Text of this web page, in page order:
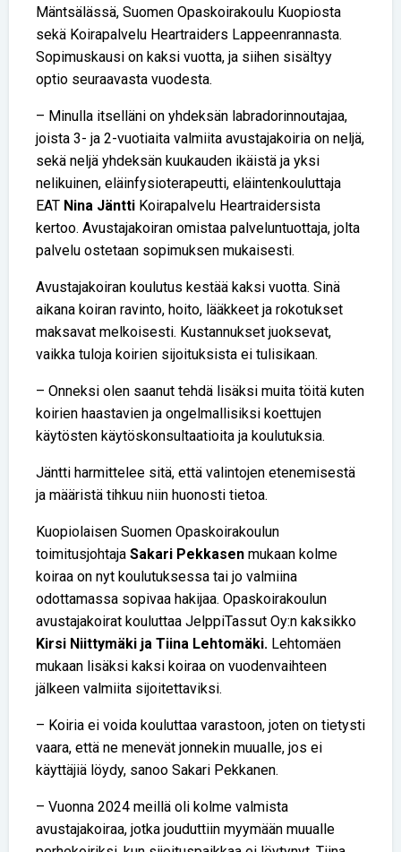
Mäntsälässä, Suomen Opaskoirakoulu Kuopiosta
sekä Koirapalvelu Heartraiders Lappeenrannasta.
Sopimuskausi on kaksi vuotta, ja siihen sisältyy
optio seuraavasta vuodesta.
– Minulla itselläni on yhdeksän labradorinnoutajaa,
joista 3- ja 2-vuotiaita valmiita avustajakoiria on neljä,
sekä neljä yhdeksän kuukauden ikäistä ja yksi
nelikuinen, eläinfysioterapeutti, eläinten­kouluttaja
EAT Nina Jäntti Koira­palvelu Heartraidersista
kertoo. Avustajakoiran omistaa palveluntuottaja, jolta
palvelu ostetaan sopimuksen mukaisesti.
Avustajakoiran koulutus kestää kaksi vuotta. Sinä
aikana koiran ravinto, hoito, lääkkeet ja rokotukset
maksavat melkoisesti. Kustannukset juoksevat,
vaikka tuloja koirien sijoituksista ei tulisikaan.
– Onneksi olen saanut tehdä lisäksi muita töitä kuten
koirien haastavien ja ongelmallisiksi koettujen
käytösten käytöskonsultaatioita ja koulutuksia.
Jäntti harmittelee sitä, että valintojen etenemisestä
ja määristä tihkuu niin huonosti tietoa.
Kuopiolaisen Suomen Opaskoirakoulun
toimitusjohtaja Sakari Pekkasen mukaan kolme
koiraa on nyt koulutuksessa tai jo valmiina
odottamassa sopivaa hakijaa. Opaskoirakoulun
avustajakoirat kouluttaa JelppiTassut Oy:n kaksikko
Kirsi Niittymäki ja Tiina Lehtomäki. Lehtomäen
mukaan lisäksi kaksi koiraa on vuodenvaihteen
jälkeen valmiita sijoitettaviksi.
– Koiria ei voida kouluttaa varastoon, joten on tietysti
vaara, että ne menevät jonnekin muualle, jos ei
käyttäjiä löydy, sanoo Sakari Pekkanen.
– Vuonna 2024 meillä oli kolme valmista
avustajakoiraa, jotka jouduttiin myymään muualle